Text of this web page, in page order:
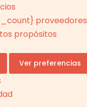
proveedores
propósitos
Ver preferencias